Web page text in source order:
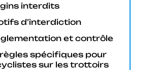
interdits
d’interdiction
et contrôle
spécifiques pour
sur les trottoirs